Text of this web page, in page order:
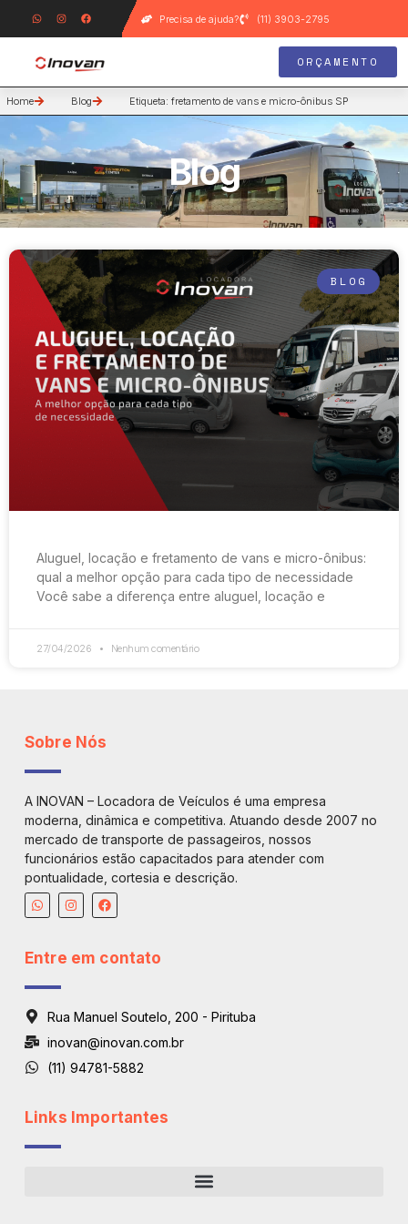
Precisa de ajuda? (11) 3903-2795
ORÇAMENTO
Home Blog Etiqueta: fretamento de vans e micro-ônibus SP
Blog
BLOG
Aluguel, locação e fretamento de vans e micro-ônibus:
qual a melhor opção para cada tipo de necessidade
Você sabe a diferença entre aluguel, locação e
27/04/2026 Nenhum comentário
Sobre Nós
A INOVAN – Locadora de Veículos é uma empresa
moderna, dinâmica e competitiva. Atuando desde 2007 no
mercado de transporte de passageiros, nossos
funcionários estão capacitados para atender com
pontualidade, cortesia e descrição.
Entre em contato
Rua Manuel Soutelo, 200 - Pirituba
inovan@inovan.com.br
(11) 94781-5882
Links Importantes